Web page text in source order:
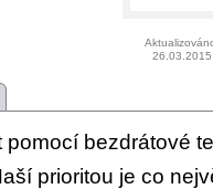
26.03.2015
bezdrátové
prioritou je co